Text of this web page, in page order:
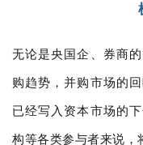
无论是央国企、券商
购趋势，并购市场的
已经写入资本市场的
构等各类参与者来说，